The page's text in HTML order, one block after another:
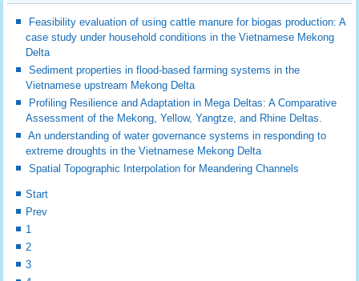
Feasibility evaluation of using cattle manure for biogas production: A
case study under household conditions in the Vietnamese Mekong
Delta
Sediment properties in flood-based farming systems in the
Vietnamese upstream Mekong Delta
Profiling Resilience and Adaptation in Mega Deltas: A Comparative
Assessment of the Mekong, Yellow, Yangtze, and Rhine Deltas.
An understanding of water governance systems in responding to
extreme droughts in the Vietnamese Mekong Delta
Spatial Topographic Interpolation for Meandering Channels
Start
Prev
1
2
3